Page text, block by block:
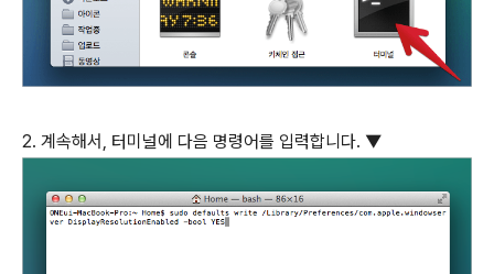
2. 계속해서, 터미널에 다음 명령어를 입력합니다. ▼